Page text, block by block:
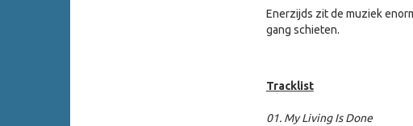
Enerzijds zit de muziek
gang schieten.
Tracklist
01. My Living Is Done